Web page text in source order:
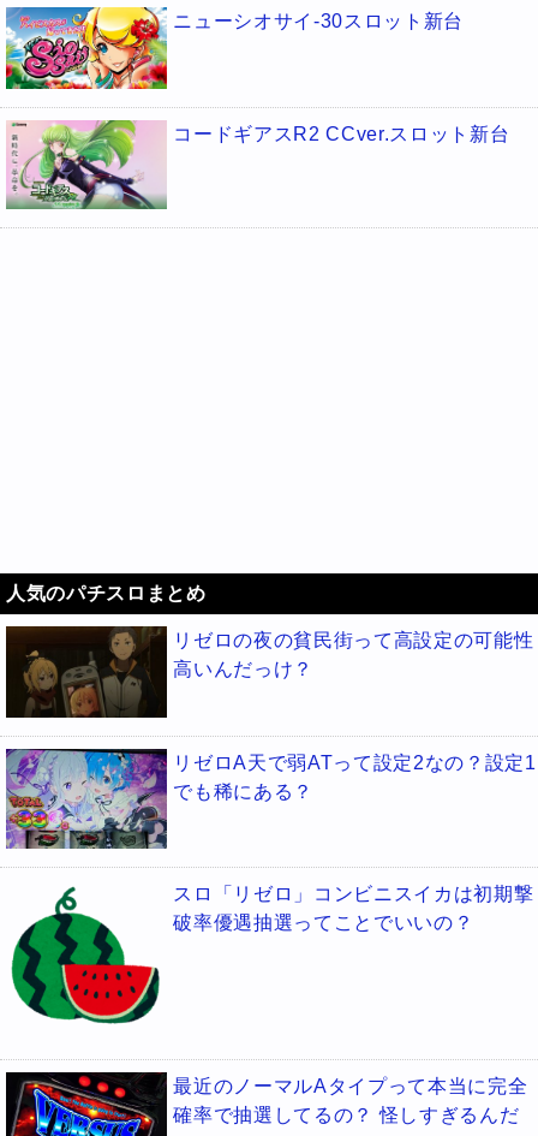
ニューシオサイ-30スロット新台
コードギアスR2 CCver.スロット新台
人気のパチスロまとめ
リゼロの夜の貧民街って高設定の可能性
高いんだっけ？
リゼロA天で弱ATって設定2なの？設定1
でも稀にある？
スロ「リゼロ」コンビニスイカは初期撃
破率優遇抽選ってことでいいの？
最近のノーマルAタイプって本当に完全
確率で抽選してるの？ 怪しすぎるんだ